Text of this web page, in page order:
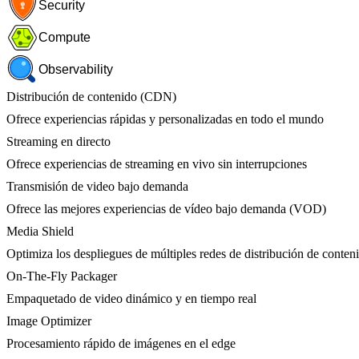
Security
Compute
Observability
Distribución de contenido (CDN)
Ofrece experiencias rápidas y personalizadas en todo el mundo
Streaming en directo
Ofrece experiencias de streaming en vivo sin interrupciones
Transmisión de video bajo demanda
Ofrece las mejores experiencias de vídeo bajo demanda (VOD)
Media Shield
Optimiza los despliegues de múltiples redes de distribución de
On-The-Fly Packager
Empaquetado de video dinámico y en tiempo real
Image Optimizer
Procesamiento rápido de imágenes en el edge